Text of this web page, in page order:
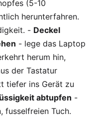
(5-10
herunterfahren.
- Deckel
- lege das Laptop
herum hin,
der Tastatur
tiefer ins Gerät zu
abtupfen -
fusselfreien Tuch.